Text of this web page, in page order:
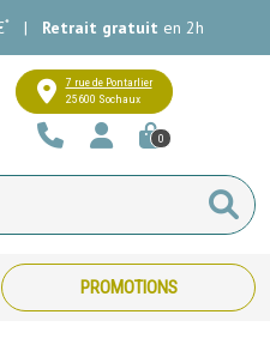
* | Retrait gratuit en 2h
Carlin Votre
7 rue de Pontarlier
25600 Sochaux
0
PROMOTIONS